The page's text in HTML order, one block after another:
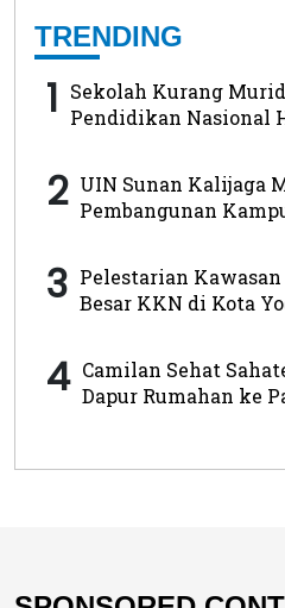
TRENDING
1 Sekolah Kurang
Pendidikan Nasional
2 UIN Sunan Kalijaga
Pembangunan
3 Pelestarian
Besar KKN di Kota
4 Camilan Sehat
Dapur Rumahan ke